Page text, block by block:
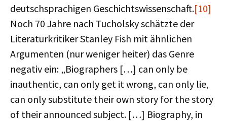
deutschsprachigen Geschichtswissenschaft.[10]
Noch 70 Jahre nach Tucholsky schätzte der
Literaturkritiker Stanley Fish mit ähnlichen
Argumenten (nur weniger heiter) das Genre
negativ ein: „Biographers […] can only be
inauthentic, can only get it wrong, can only lie,
can only substitute their own story for the story
of their announced subject. […] Biography, in